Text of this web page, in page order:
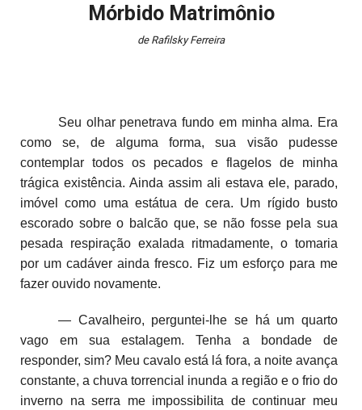
Mórbido Matrimônio
de Rafilsky Ferreira
Seu olhar penetrava fundo em minha alma. Era
como se, de alguma forma, sua visão pudesse
contemplar todos os pecados e flagelos de minha
trágica existência. Ainda assim ali estava ele, parado,
imóvel como uma estátua de cera. Um rígido busto
escorado sobre o balcão que, se não fosse pela sua
pesada respiração exalada ritmadamente, o tomaria
por um cadáver ainda fresco. Fiz um esforço para me
fazer ouvido novamente.
— Cavalheiro, perguntei-lhe se há um quarto
vago em sua estalagem. Tenha a bondade de
responder, sim? Meu cavalo está lá fora, a noite avança
constante, a chuva torrencial inunda a região e o frio do
inverno na serra me impossibilita de continuar meu